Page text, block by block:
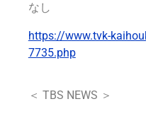
なし
https://www.tvk-
7735.php
＜ TBS NEWS ＞